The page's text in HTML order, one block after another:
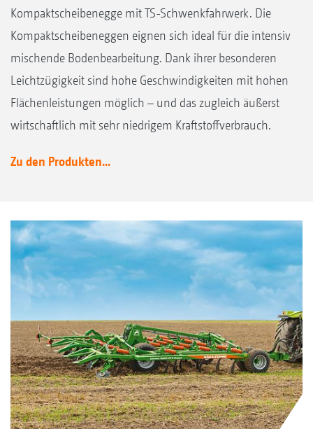
Kompaktscheibenegge mit TS-Schwenkfahrwerk. Die
Kompaktscheibeneggen eignen sich ideal für die intensiv
mischende Bodenbearbeitung. Dank ihrer besonderen
Leichtzügigkeit sind hohe Geschwindigkeiten mit hohen
Flächenleistungen möglich – und das zugleich äußerst
wirtschaftlich mit sehr niedrigem Kraftstoffverbrauch.
Zu den Produkten...